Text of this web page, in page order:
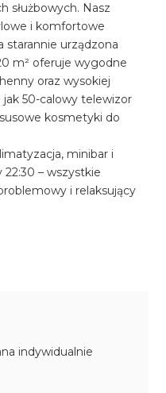
służbowych. Nasz
i komfortowe
starannie urządzona
m² oferuje wygodne
oraz wysokiej
50-calowy telewizor
kosmetyki do
minibar i
– wszystkie
i relaksujący
indywidualnie